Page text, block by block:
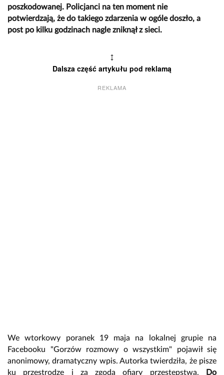
poszkodowanej. Policjanci na ten moment nie
potwierdzają, że do takiego zdarzenia w ogóle doszło, a
post po kilku godzinach nagle zniknął z sieci.
↕
Dalsza część artykułu pod reklamą
REKLAMA
We wtorkowy poranek 19 maja na lokalnej grupie na
Facebooku "Gorzów rozmowy o wszystkim" pojawił się
anonimowy, dramatyczny wpis. Autorka twierdziła, że pisze
ku przestrodze i za zgodą ofiary przestępstwa.
Do